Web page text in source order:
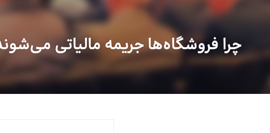
چرا فروشگاه‌ها جریمه مالیاتی